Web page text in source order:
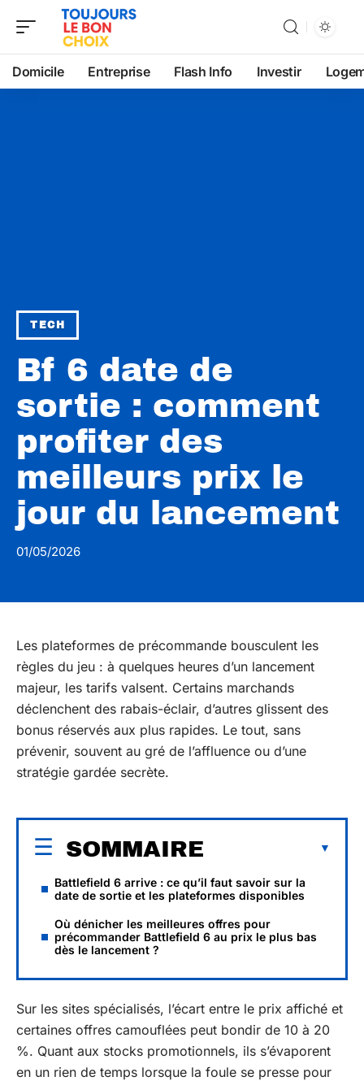
Domicile Entreprise Flash Info Investir
TECH
Bf 6 date de
sortie : comment
profiter des
meilleurs prix le
jour du lancement
01/05/2026
Les plateformes de précommande bousculent les
règles du jeu : à quelques heures d’un lancement
majeur, les tarifs valsent. Certains marchands
déclenchent des rabais-éclair, d’autres glissent des
bonus réservés aux plus rapides. Le tout, sans
prévenir, souvent au gré de l’affluence ou d’une
stratégie gardée secrète.
SOMMAIRE
Battlefield 6 arrive : ce qu’il faut savoir sur la
date de sortie et les plateformes disponibles
Où dénicher les meilleures offres pour
précommander Battlefield 6 au prix le plus bas
dès le lancement ?
Sur les sites spécialisés, l’écart entre le prix affiché et
certaines offres camouflées peut bondir de 10 à 20
%. Quant aux stocks promotionnels, ils s’évaporent
en un rien de temps lorsque la foule se presse pour